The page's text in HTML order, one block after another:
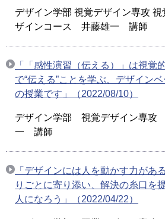
デザイン学部 視覚デザイン専攻 視
ザインコース 井藤雄一 講師
「「感性演習（伝える）」は視覚
で“伝える”ことを学ぶ、デザイン
の授業です」（2022/08/10）
デザイン学部 視覚デザイン専攻
一 講師
「デザインには人を動かす力があ
りごとに寄り添い、解決の糸口を
人になろう」（2022/04/22）